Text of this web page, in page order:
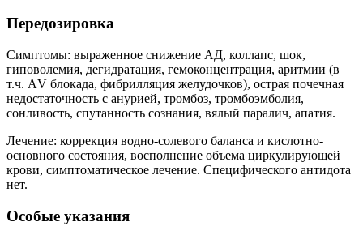
Передозировка
Симптомы: выраженное снижение АД, коллапс, шок,
гиповолемия, дегидратация, гемоконцентрация, аритмии (в
т.ч. АV блокада, фибрилляция желудочков), острая почечная
недостаточность с анурией, тромбоз, тромбоэмболия,
сонливость, спутанность сознания, вялый паралич, апатия.
Лечение: коррекция водно-солевого баланса и кислотно-
основного состояния, восполнение объема циркулирующей
крови, симптоматическое лечение. Специфического антидота
нет.
Особые указания